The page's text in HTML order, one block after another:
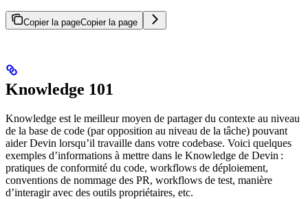
Copier la pageCopier la page
Knowledge 101
Knowledge est le meilleur moyen de partager du contexte au niveau
de la base de code (par opposition au niveau de la tâche) pouvant
aider Devin lorsqu’il travaille dans votre codebase. Voici quelques
exemples d’informations à mettre dans le Knowledge de Devin :
pratiques de conformité du code, workflows de déploiement,
conventions de nommage des PR, workflows de test, manière
d’interagir avec des outils propriétaires, etc.